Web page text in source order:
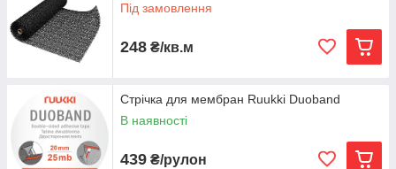
Під замовлення
248 ₴/кв.м
Стрічка для мембран Ruukki Duoband
В наявності
439 ₴/рулон